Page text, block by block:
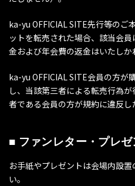
ka-yu OFFICIAL SITE先行等のご
ットを転売された場合、該当会
金および年会費の返金はいたしか
ka-yu OFFICIAL SITE会員の方が
し、当該第三者による転売行為
者である会員の方が規約に違反し
■ ファンレター・プレゼ
お手紙やプレゼントは会場内設
い。